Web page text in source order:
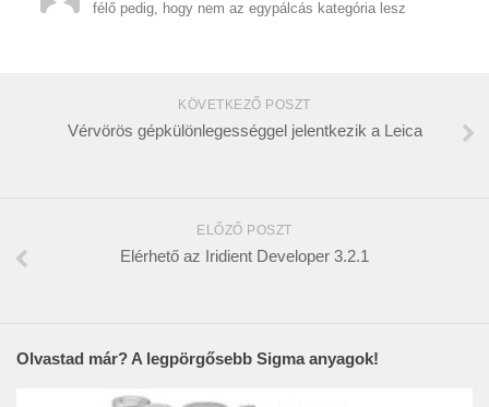
félő pedig, hogy nem az egypálcás kategória lesz
KÖVETKEZŐ POSZT
Vérvörös gépkülönlegességgel jelentkezik a Leica
ELŐZŐ POSZT
Elérhető az Iridient Developer 3.2.1
Olvastad már? A legpörgősebb Sigma anyagok!